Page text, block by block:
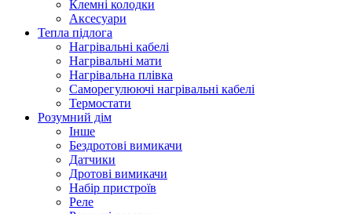
Клемні колодки
Аксесуари
Тепла підлога
Нагрівальні кабелі
Нагрівальні мати
Нагрівальна плівка
Саморегулюючі нагрівальні кабелі
Термостати
Розумний дім
Інше
Бездротові вимикачи
Датчики
Дротові вимикачи
Набір пристроїв
Реле